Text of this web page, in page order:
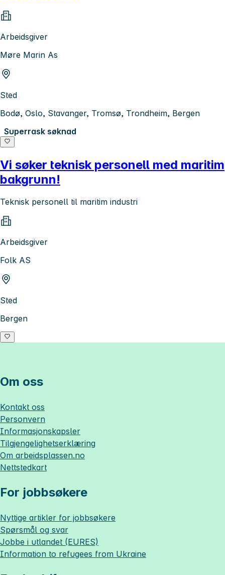
Arbeidsgiver
Møre Marin As
Sted
Bodø, Oslo, Stavanger, Tromsø, Trondheim, Bergen
Superrask søknad
Vi søker teknisk personell med maritim
bakgrunn!
Teknisk personell til maritim industri
Arbeidsgiver
Folk AS
Sted
Bergen
Om oss
Kontakt oss
Personvern
Informasjonskapsler
Tilgjengelighetserklæring
Om arbeidsplassen.no
Nettstedkart
For jobbsøkere
Nyttige artikler for jobbsøkere
Spørsmål og svar
Jobbe i utlandet (EURES)
Information to refugees from Ukraine